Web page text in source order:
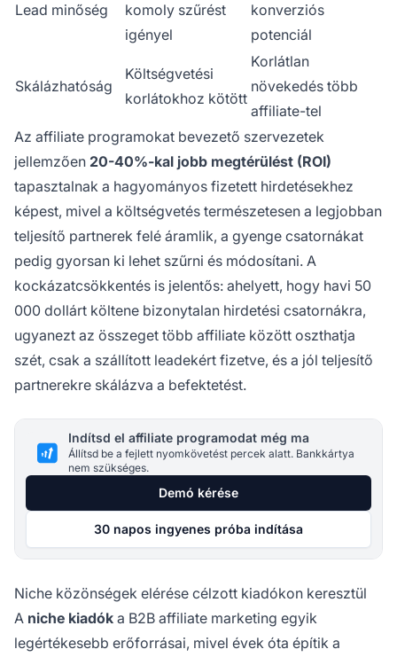
Lead minőség
komoly szűrést
igényel
konverziós
potenciál
Skálázhatóság
Költségvetési
korlátokhoz kötött
Korlátlan
növekedés több
affiliate-tel
Az affiliate programokat bevezető szervezetek
jellemzően 20-40%-kal jobb megtérülést (ROI)
tapasztalnak a hagyományos fizetett hirdetésekhez
képest, mivel a költségvetés természetesen a legjobban
teljesítő partnerek felé áramlik, a gyenge csatornákat
pedig gyorsan ki lehet szűrni és módosítani. A
kockázatcsökkentés is jelentős: ahelyett, hogy havi 50
000 dollárt költene bizonytalan hirdetési csatornákra,
ugyanezt az összeget több affiliate között oszthatja
szét, csak a szállított leadekért fizetve, és a jól teljesítő
partnerekre skálázva a befektetést.
Indítsd el affiliate programodat még ma
Állítsd be a fejlett nyomkövetést percek alatt. Bankkártya
nem szükséges.
Demó kérése
30 napos ingyenes próba indítása
Niche közönségek elérése célzott kiadókon keresztül
A niche kiadók a B2B affiliate marketing egyik
legértékesebb erőforrásai, mivel évek óta építik a